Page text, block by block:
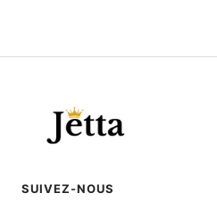
SUIVEZ-NOUS